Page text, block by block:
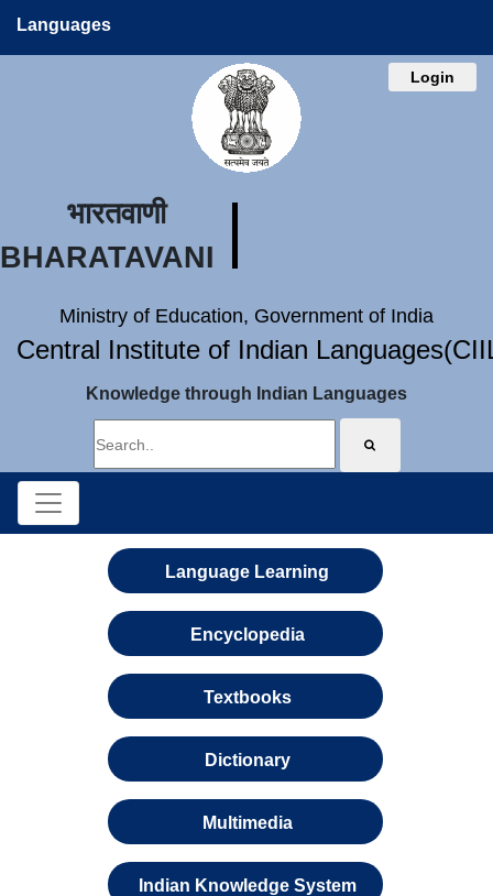
Languages
Login
भारतवाणी
BHARATAVANI
Ministry of Education, Government of India
Central Institute of Indian
Knowledge through Indian Languages
Language Learning
Encyclopedia
Textbooks
Dictionary
Multimedia
Indian Knowledge System